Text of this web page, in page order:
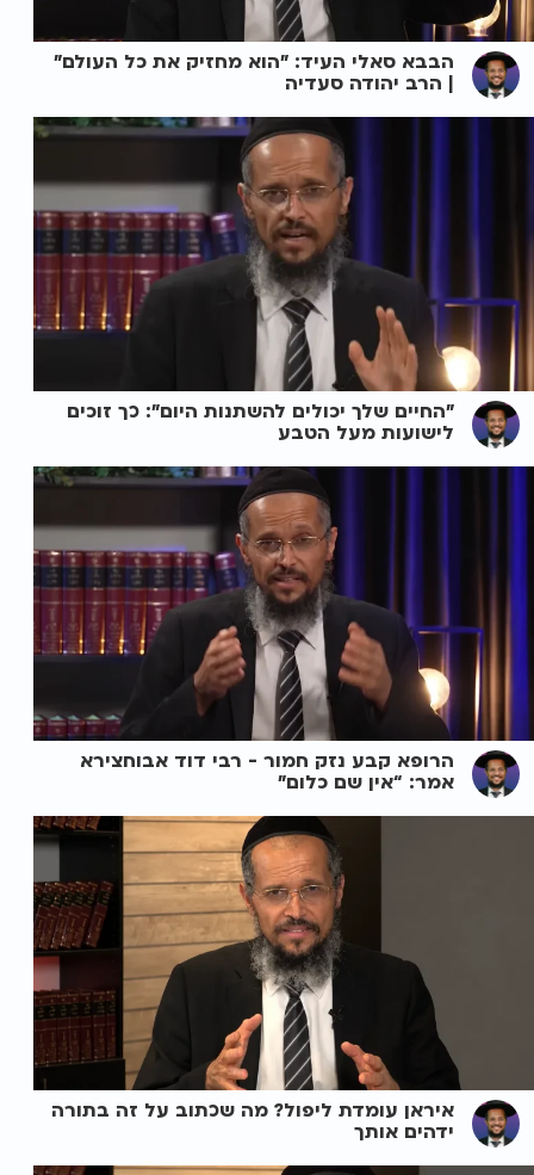
הבבא סאלי העיד: "הוא מחזיק את כל העולם"
| הרב יהודה סעדיה
"החיים שלך יכולים להשתנות היום": כך זוכים
לישועות מעל הטבע
הרופא קבע נזק חמור - רבי דוד אבוחצירא
אמר: “אין שם כלום”
איראן עומדת ליפול? מה שכתוב על זה בתורה
ידהים אותך